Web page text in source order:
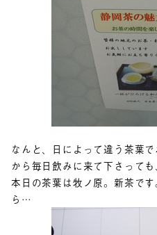
なんと、日によって違う茶葉
から毎日飲みに来て下さっても
本日の茶葉は牧ノ原。新茶で
ら…